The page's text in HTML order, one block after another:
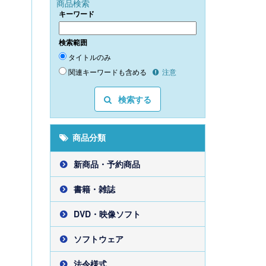
商品検索
キーワード
検索範囲
タイトルのみ
関連キーワードも含める
注意
検索する
商品分類
新商品・予約商品
書籍・雑誌
DVD・映像ソフト
ソフトウェア
法令様式